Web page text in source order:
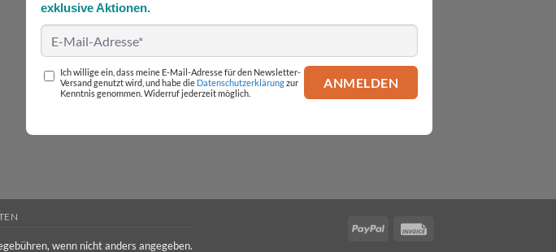
exklusive Aktionen.
Ich willige ein, dass meine E-Mail-Adresse für den Newsletter-
Versand genutzt wird, und habe die Datenschutzerklärungzur
Kenntnis genommen. Widerruf jederzeit möglich.
PayPal
wenn nicht anders angegeben.